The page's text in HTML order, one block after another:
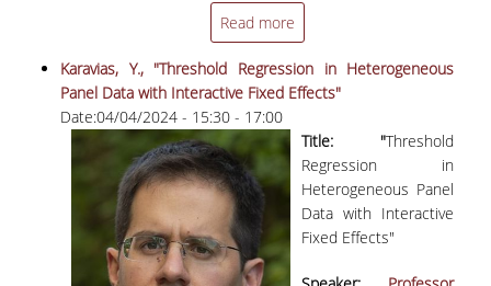
Read more
Karavias, Y., "Threshold Regression in Heterogeneous
Panel Data with Interactive Fixed Effects"
Date:04/04/2024 - 15:30 - 17:00
Title: "Threshold
Regression in
Heterogeneous Panel
Data with Interactive
Fixed Effects"